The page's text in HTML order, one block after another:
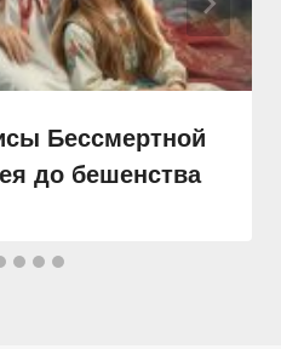
Бессмертной
до бешенства